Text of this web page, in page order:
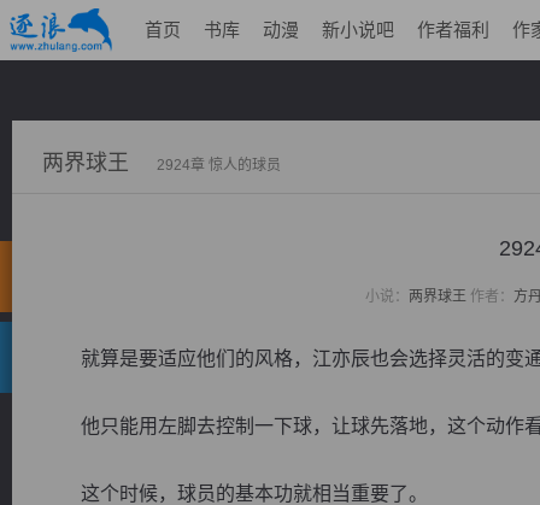
首页 书库 动漫 新小说吧 作者福利 作
两界球王 2924章 惊人的球员
小说： 两界球王作者： 方
就算是要适应他们的风格，江亦辰也会选择灵活的变
他只能用左脚去控制一下球，让球先落地，这个动作
这个时候，球员的基本功就相当重要了。